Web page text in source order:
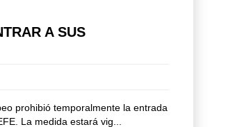
A SUS
prohibió temporalmente la entrada
La medida estará vig...